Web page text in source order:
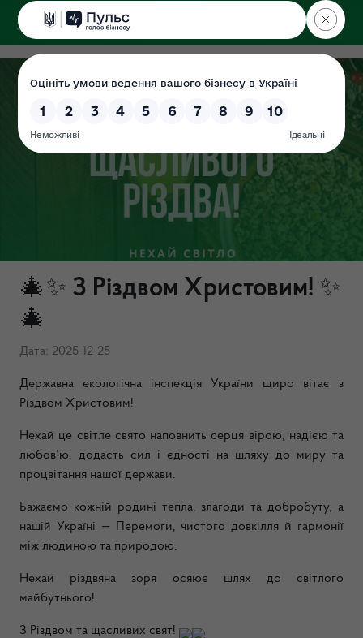
ДЕРЖЕКОІНСПЕКЦІЯ
🎄✨ З Різдвом Христовим! ✨
🎄
Дата: 2025-12-25
Державна екологічна інспекція України щиро вітає з
Різдвом Христовим!
Нехай це світле свято наповнить серця вірою, надією та
любов’ю, додасть сил і єдності на шляху до миру та
процвітання нашої держави.
Бажаємо кожній родині тепла, злагоди та добробуту, а
нашій Україні — Перемоги, чистого довкілля й гармонії
між людиною та природою.
Нехай різдвяна зоря осяює шлях до світлого
майбутнього!
З Різдвом та щасливих свят!